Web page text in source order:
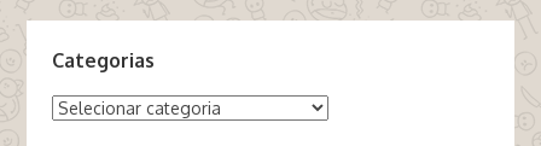
Categorias
Categorias